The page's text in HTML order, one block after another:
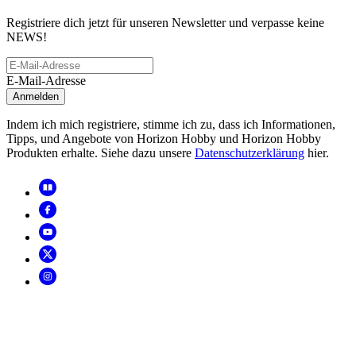
Registriere dich jetzt für unseren Newsletter und verpasse keine
NEWS!
E-Mail-Adresse
Anmelden
Indem ich mich registriere, stimme ich zu, dass ich Informationen,
Tipps, und Angebote von Horizon Hobby und Horizon Hobby
Produkten erhalte. Siehe dazu unsere Datenschutzerklärung hier.